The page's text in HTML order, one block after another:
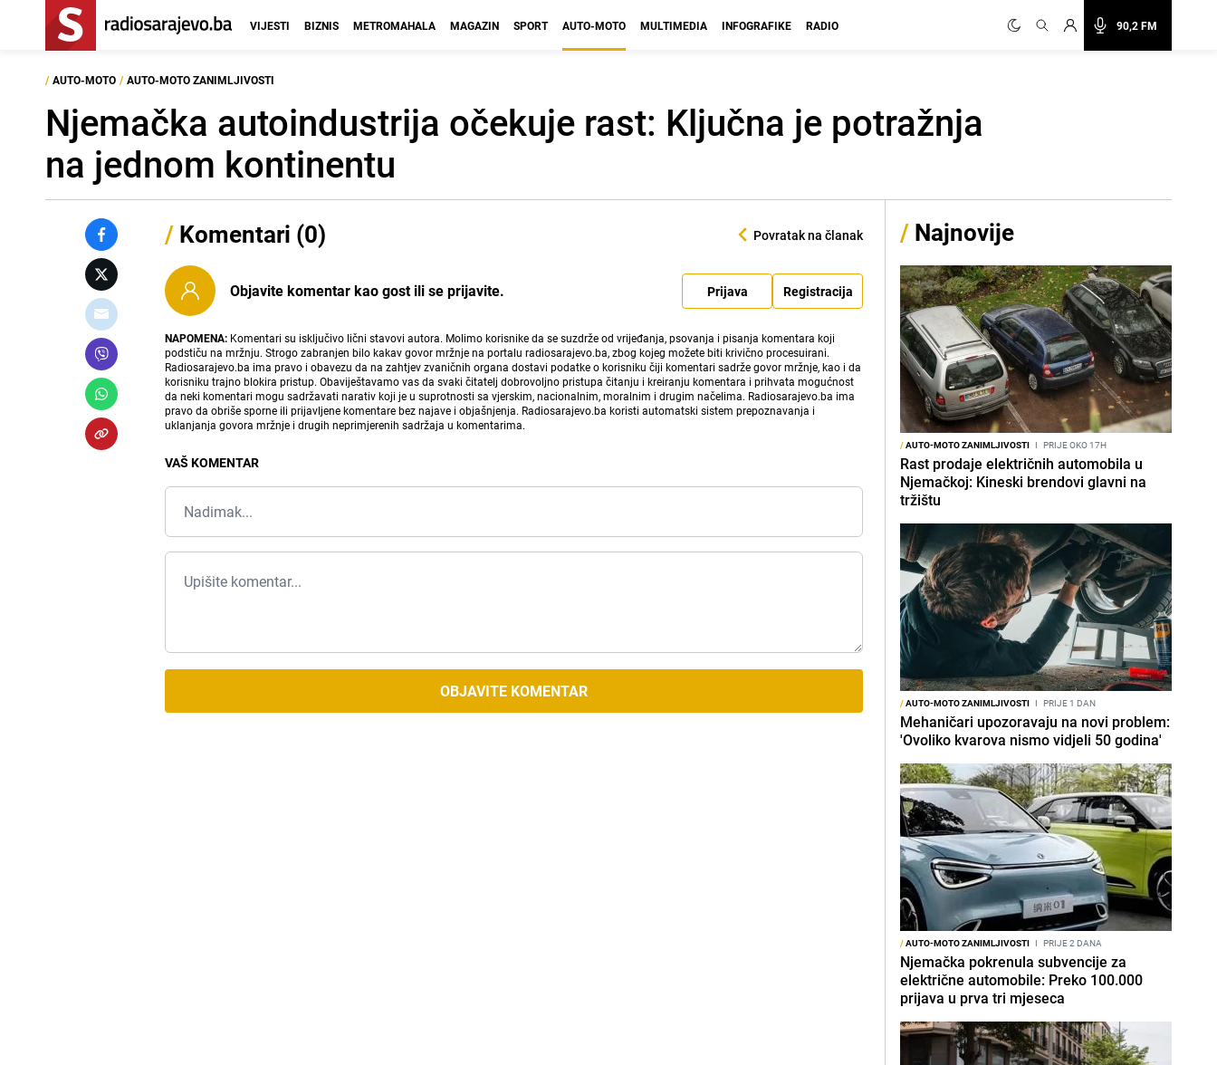
90,2 FM
VIJESTI BIZNIS METROMAHALA MAGAZIN SPORT AUTO-MOTO MULTIMEDIA INFOGRAFIKE RADIO
/ AUTO-MOTO / AUTO-MOTO ZANIMLJIVOSTI
Njemačka autoindustrija očekuje rast: Ključna je potražnja
na jednom kontinentu
/ Komentari (0) Povratak na članak
Objavite komentar kao gost ili se prijavite. Prijava Registracija
NAPOMENA: Komentari su isključivo lični stavovi autora. Molimo korisnike da se suzdrže od vrijeđanja, psovanja i pisanja komentara koji
podstiču na mržnju. Strogo zabranjen bilo kakav govor mržnje na portalu radiosarajevo.ba, zbog kojeg možete biti krivično procesuirani.
Radiosarajevo.ba ima pravo i obavezu da na zahtjev zvaničnih organa dostavi podatke o korisniku čiji komentari sadrže govor mržnje, kao i da
korisniku trajno blokira pristup. Obaviještavamo vas da svaki čitatelj dobrovoljno pristupa čitanju i kreiranju komentara i prihvata mogućnost
da neki komentari mogu sadržavati narativ koji je u suprotnosti sa vjerskim, nacionalnim, moralnim i drugim načelima. Radiosarajevo.ba ima
pravo da obriše sporne ili prijavljene komentare bez najave i objašnjenja. Radiosarajevo.ba koristi automatski sistem prepoznavanja i
uklanjanja govora mržnje i drugih neprimjerenih sadržaja u komentarima.
VAŠ KOMENTAR
OBJAVITE KOMENTAR
/ Najnovije
/AUTO-MOTO ZANIMLJIVOSTI I PRIJE OKO 17H
Rast prodaje električnih automobila u
Njemačkoj: Kineski brendovi glavni na
tržištu
/AUTO-MOTO ZANIMLJIVOSTI I PRIJE 1 DAN
Mehaničari upozoravaju na novi problem:
'Ovoliko kvarova nismo vidjeli 50 godina'
/AUTO-MOTO ZANIMLJIVOSTI I PRIJE 2 DANA
Njemačka pokrenula subvencije za
električne automobile: Preko 100.000
prijava u prva tri mjeseca